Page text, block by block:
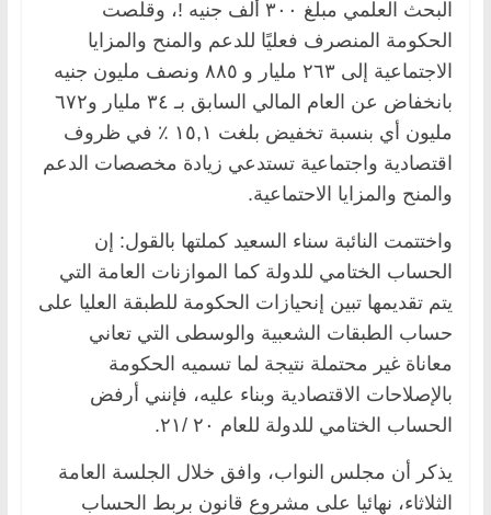
البحث العلمي مبلغ ٣٠٠ ألف جنيه !، وقلصت
الحكومة المنصرف فعليًا للدعم والمنح والمزايا
الاجتماعية إلى ٢٦٣ مليار و ٨٨٥ ونصف مليون جنيه
بانخفاض عن العام المالي السابق بـ ٣٤ مليار و٦٧٢
مليون أي بنسبة تخفيض بلغت ١٥,١ ٪ في ظروف
اقتصادية واجتماعية تستدعي زيادة مخصصات الدعم
والمنح والمزايا الاحتماعية.
واختتمت النائبة سناء السعيد كملتها بالقول: إن
الحساب الختامي للدولة كما الموازنات العامة التي
يتم تقديمها تبين إنحيازات الحكومة للطبقة العليا على
حساب الطبقات الشعبية والوسطى التي تعاني
معاناة غير محتملة نتيجة لما تسميه الحكومة
بالإصلاحات الاقتصادية وبناء عليه، فإنني أرفض
الحساب الختامي للدولة للعام ٢٠ /٢١.
يذكر أن مجلس النواب، وافق خلال الجلسة العامة
الثلاثاء، نهائيا على مشروع قانون بربط الحساب